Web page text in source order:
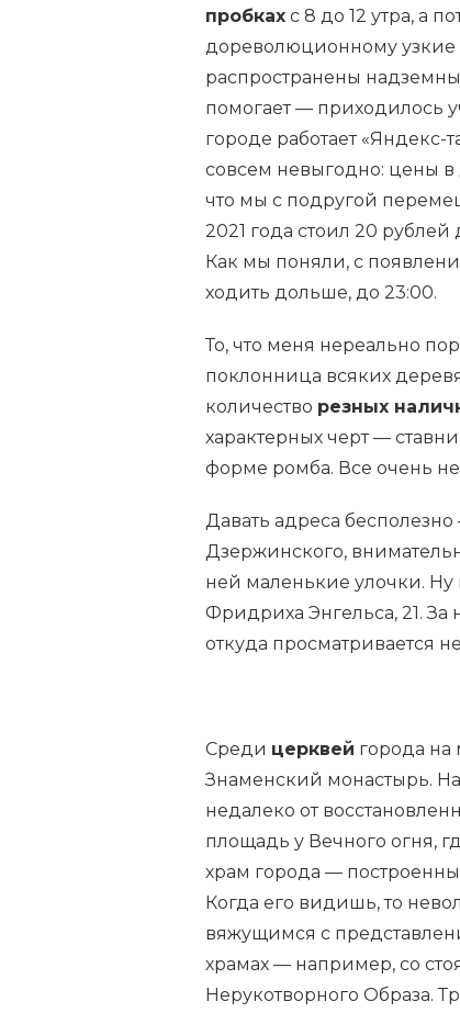
пробках с 8 до 12 утра, а
дореволюционному узкие
распространены
помогает — приходилось
городе работает «Яндекс-
совсем невыгодно: цены в
что мы с подругой
2021 года стоил 20
Как мы поняли, с
ходить дольше, до 23:00.
То, что меня нереально
поклонница всяких
количество резных
характерных черт —
форме ромба. Все очень
Давать адреса
Дзержинского,
ней маленькие улочки.
Фридриха Энгельса, 21.
откуда просматривается
Среди церквей города на
Знаменский монастырь.
недалеко от
площадь у Вечного огня,
храм города —
Когда его видишь, то
вяжущимся с
храмах — например, со
Нерукотворного Образа.